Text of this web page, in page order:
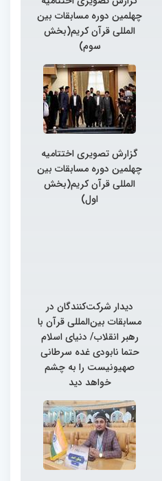
چهلمین دوره مسابقات بین
المللی قرآن کریم(بخش
سوم)
گزارش تصویری اختتامیه
چهلمین دوره مسابقات بین
المللی قرآن کریم(بخش
اول)
دیدار شرکت‌کنندگان در
مسابقات بین‌المللی قرآن با
رهبر انقلاب/ دنیای اسلام
حتما نابودی غده سرطانی
صهیونیست را به چشم
خواهد دید